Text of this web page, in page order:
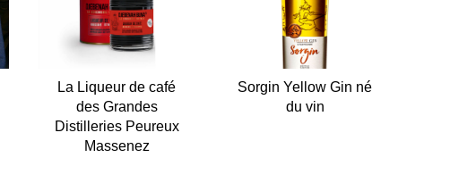
La Liqueur de café
des Grandes
Distilleries Peureux
Massenez
Sorgin Yellow Gin né
du vin